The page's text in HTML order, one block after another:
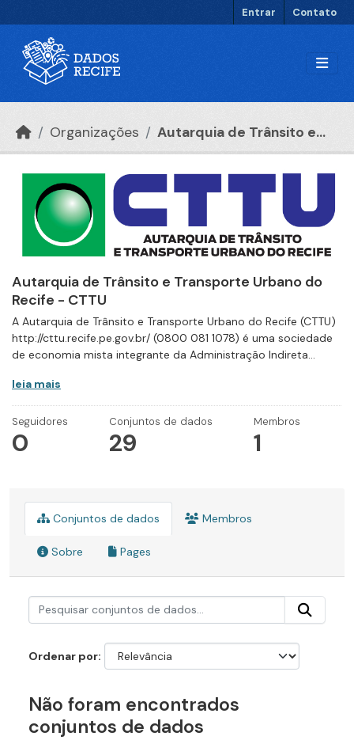
Entrar Contato
Organizações Autarquia de Trânsito e...
Autarquia de Trânsito e Transporte Urbano do
Recife - CTTU
A Autarquia de Trânsito e Transporte Urbano do Recife (CTTU)
http://cttu.recife.pe.gov.br/ (0800 081 1078) é uma sociedade
de economia mista integrante da Administração Indireta...
leia mais
Seguidores
0
Conjuntos de dados
29
Membros
1
Conjuntos de dados Membros
Sobre Pages
Ordenar por
Não foram encontrados
conjuntos de dados